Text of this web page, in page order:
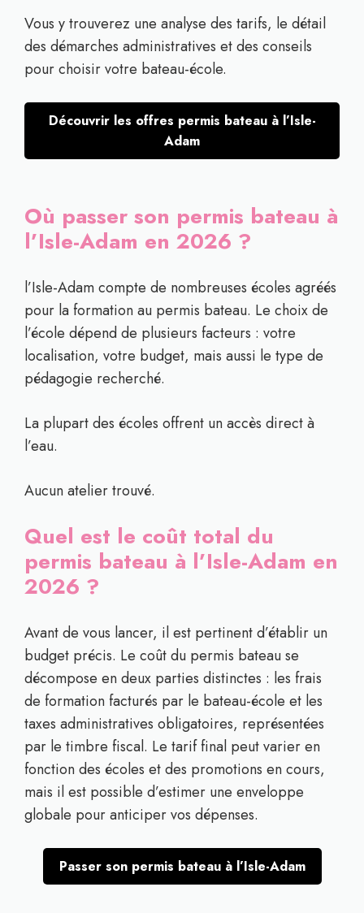
Vous y trouverez une analyse des tarifs, le détail
des démarches administratives et des conseils
pour choisir votre bateau-école.
Découvrir les offres permis bateau à l’Isle-
Adam
Où passer son permis bateau à
l’Isle-Adam en 2026 ?
l’Isle-Adam compte de nombreuses écoles agréés
pour la formation au permis bateau. Le choix de
l’école dépend de plusieurs facteurs : votre
localisation, votre budget, mais aussi le type de
pédagogie recherché.
La plupart des écoles offrent un accès direct à
l’eau.
Aucun atelier trouvé.
Quel est le coût total du
permis bateau à l’Isle-Adam en
2026 ?
Avant de vous lancer, il est pertinent d’établir un
budget précis. Le coût du permis bateau se
décompose en deux parties distinctes : les frais
de formation facturés par le bateau-école et les
taxes administratives obligatoires, représentées
par le timbre fiscal. Le tarif final peut varier en
fonction des écoles et des promotions en cours,
mais il est possible d’estimer une enveloppe
globale pour anticiper vos dépenses.
Passer son permis bateau à l’Isle-Adam